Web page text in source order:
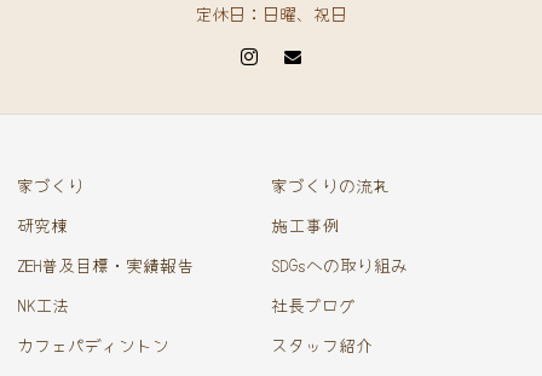
定休日：日曜、祝日
家づくり
家づくりの流れ
研究棟
施工事例
ZEH普及目標・実績報告
SDGsへの取り組み
NK工法
社長ブログ
カフェパディントン
スタッフ紹介